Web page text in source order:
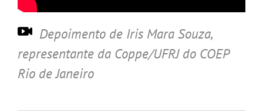
Depoimento de Iris Mara Souza,
representante da Coppe/UFRJ do COEP
Rio de Janeiro